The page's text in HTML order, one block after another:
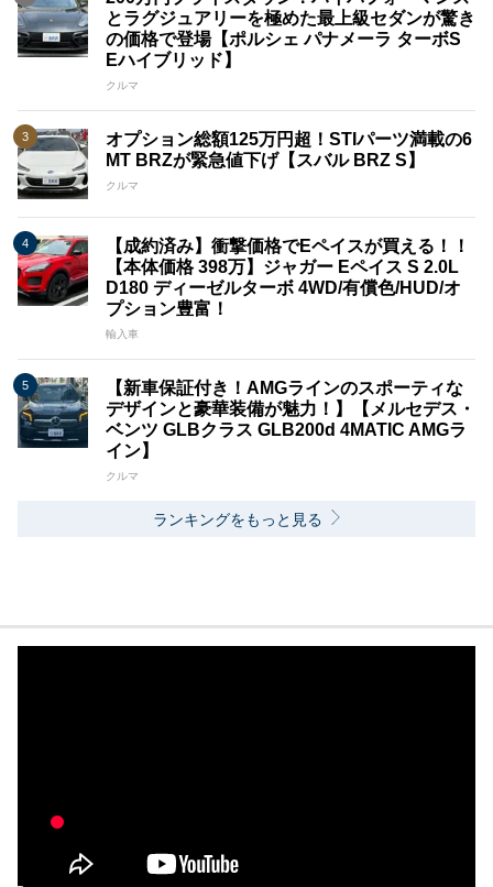
とラグジュアリーを極めた最上級セダンが驚き
の価格で登場【ポルシェ パナメーラ ターボS
Eハイブリッド】
クルマ
オプション総額125万円超！STIパーツ満載の6
MT BRZが緊急値下げ【スバル BRZ S】
クルマ
【成約済み】衝撃価格でEペイスが買える！！
【本体価格 398万】ジャガー Eペイス S 2.0L
D180 ディーゼルターボ 4WD/有償色/HUD/オ
プション豊富！
輸入車
【新車保証付き！AMGラインのスポーティな
デザインと豪華装備が魅力！】【メルセデス・
ベンツ GLBクラス GLB200d 4MATIC AMGラ
イン】
クルマ
ランキングをもっと見る